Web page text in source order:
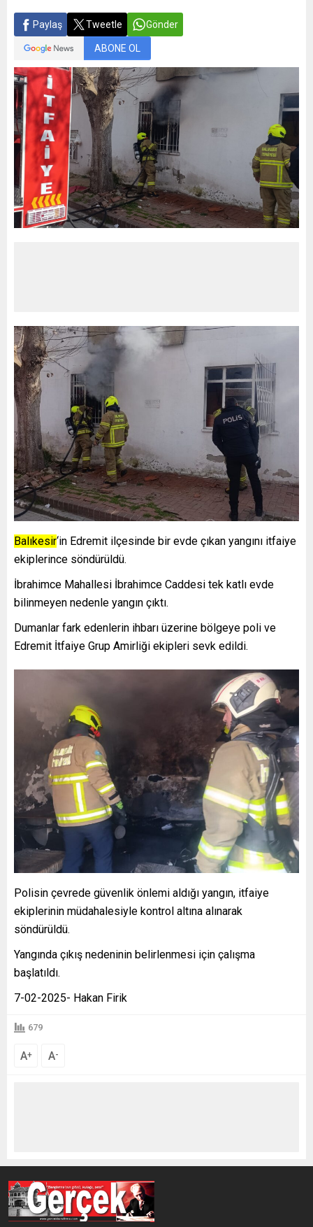
Paylaş Tweetle Gönder
ABONE OL
Balıkesir‘in Edremit ilçesinde bir evde çıkan yangını itfaiye
ekiplerince söndürüldü.
İbrahimce Mahallesi İbrahimce Caddesi tek katlı evde
bilinmeyen nedenle yangın çıktı.
Dumanlar fark edenlerin ihbarı üzerine bölgeye poli ve
Edremit İtfaiye Grup Amirliği ekipleri sevk edildi.
Polisin çevrede güvenlik önlemi aldığı yangın, itfaiye
ekiplerinin müdahalesiyle kontrol altına alınarak
söndürüldü.
Yangında çıkış nedeninin belirlenmesi için çalışma
başlatıldı.
7-02-2025- Hakan Firik
679
A+ A-